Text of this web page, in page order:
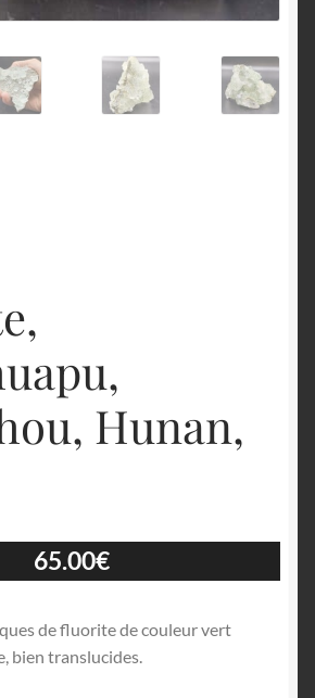
Hunan,
65.00€
de fluorite de couleur vert
bien translucides.